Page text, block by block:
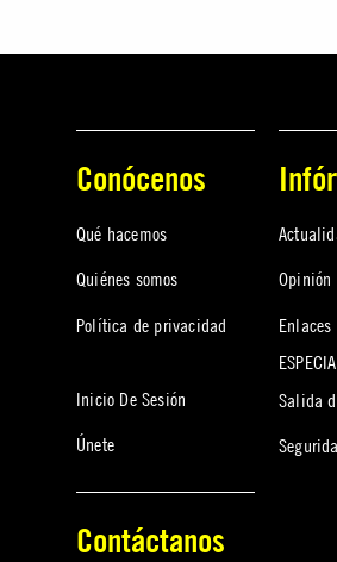
Conócenos
Qué hacemos
Quiénes somos
Política de privacidad
Inicio De Sesión
Únete
Opinión
Enlaces
Salida
Contáctanos